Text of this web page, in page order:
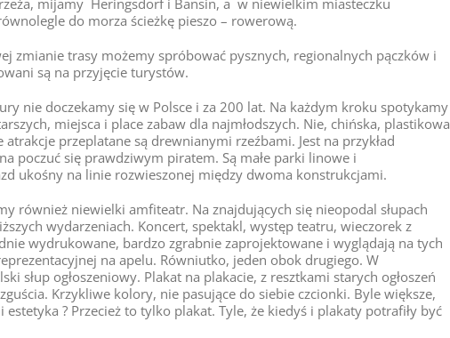
mijamy Heringsdorf i Bansin, a w niewielkim miasteczku
do morza ścieżkę pieszo – rowerową.
zmianie trasy możemy spróbować pysznych, regionalnych pączków i
są na przyjęcie turystów.
nie doczekamy się w Polsce i za 200 lat. Na każdym kroku spotykamy
miejsca i place zabaw dla najmłodszych. Nie, chińska, plastikowa
przeplatane są drewnianymi rzeźbami. Jest na przykład
poczuć się prawdziwym piratem. Są małe parki linowe i
ukośny na linie rozwieszonej między dwoma konstrukcjami.
również niewielki amfiteatr. Na znajdujących się nieopodal słupach
wydarzeniach. Koncert, spektakl, występ teatru, wieczorek z
wydrukowane, bardzo zgrabnie zaprojektowane i wyglądają na tych
na apelu. Równiutko, jeden obok drugiego. W
słup ogłoszeniowy. Plakat na plakacie, z resztkami starych ogłoszeń
Krzykliwe kolory, nie pasujące do siebie czcionki. Byle większe,
? Przecież to tylko plakat. Tyle, że kiedyś i plakaty potrafiły być